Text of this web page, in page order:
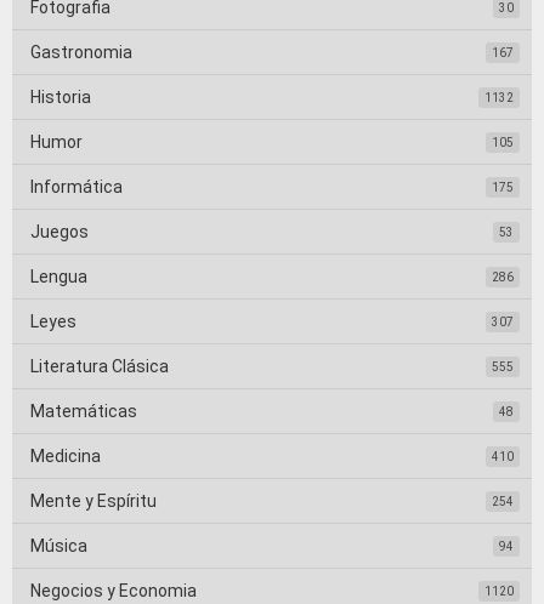
Fotografia 30
Gastronomia 167
Historia 1132
Humor 105
Informática 175
Juegos 53
Lengua 286
Leyes 307
Literatura Clásica 555
Matemáticas 48
Medicina 410
Mente y Espíritu 254
Música 94
Negocios y Economia 1120